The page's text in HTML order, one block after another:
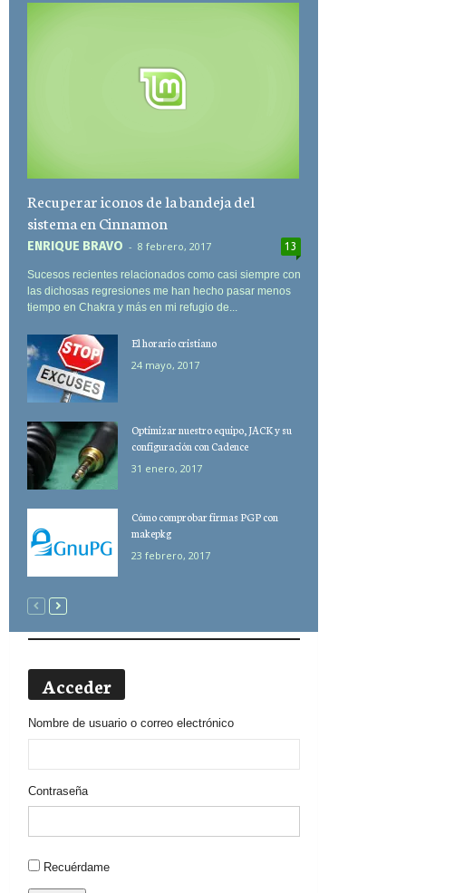
Recuperar iconos de la bandeja del
sistema en Cinnamon
ENRIQUE BRAVO - 8 febrero, 2017 13
Sucesos recientes relacionados como casi siempre con
las dichosas regresiones me han hecho pasar menos
tiempo en Chakra y más en mi refugio de...
El horario cristiano
24 mayo, 2017
Optimizar nuestro equipo, JACK y su
configuración con Cadence
31 enero, 2017
Cómo comprobar firmas PGP con
makepkg
23 febrero, 2017
Acceder
Nombre de usuario o correo electrónico
Contraseña
Alternative:
Recuérdame